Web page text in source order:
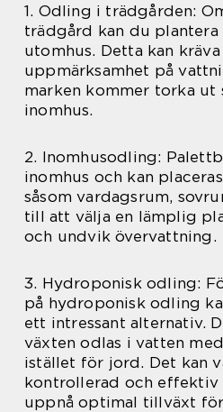
1. Odling i trädgården:
trädgård kan du
utomhus. Detta kan
uppmärksamhet på
marken kommer torka ut
inomhus.
2. Inomhusodling:
inomhus och kan
såsom vardagsrum,
till att välja en lämplig
och undvik övervattning.
3. Hydroponisk odling:
på hydroponisk odling
ett intressant alternativ.
växten odlas i vatten
istället för jord. Det kan
kontrollerad och
uppnå optimal tillväxt